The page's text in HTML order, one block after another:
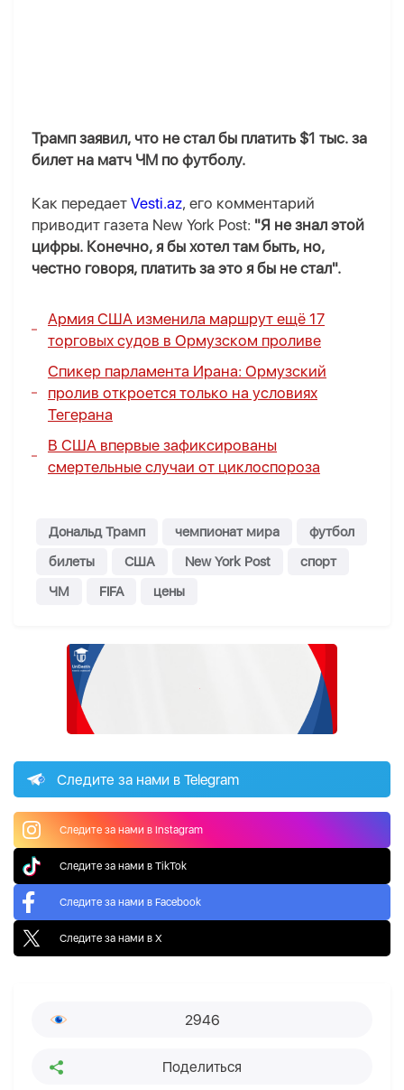
Трамп заявил, что не стал бы платить $1 тыс. за
билет на матч ЧМ по футболу.
Как передает Vesti.az, его комментарий
приводит газета New York Post: "Я не знал этой
цифры. Конечно, я бы хотел там быть, но,
честно говоря, платить за это я бы не стал".
Армия США изменила маршрут ещё 17
торговых судов в Ормузском проливе
Спикер парламента Ирана: Ормузский
пролив откроется только на условиях
Тегерана
В США впервые зафиксированы
смертельные случаи от циклоспороза
Дональд Трамп чемпионат мира
футбол
билеты
США New York Post
спорт
ЧМ
FIFA цены
Следите за нами в Telegram
Следите за нами в Instagram
Следите за нами в TikTok
Следите за нами в Facebook
Следите за нами в X
2946
Поделиться